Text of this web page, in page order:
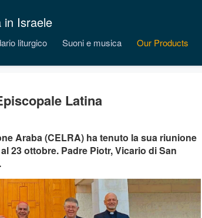
in Israele
liturgico Suoni e musica Our Products
Latina
Araba (CELRA) ha tenuto la sua riunione
23 ottobre. Padre Piotr, Vicario di San